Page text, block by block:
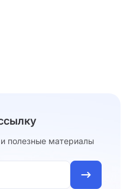
полезные материалы